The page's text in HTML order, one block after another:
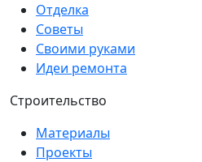
Отделка
Советы
Своими руками
Идеи ремонта
Строительство
Материалы
Проекты